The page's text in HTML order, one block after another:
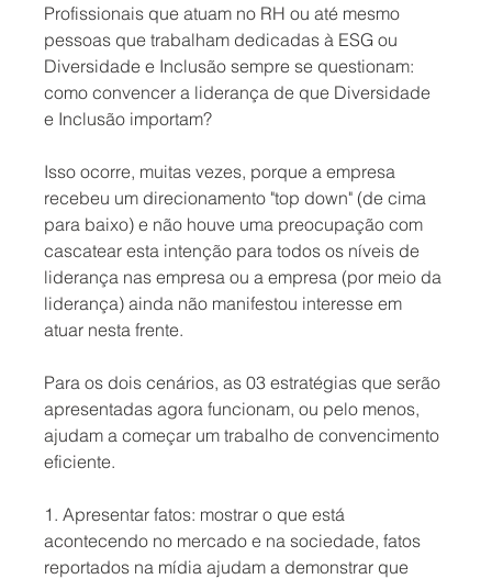
Profissionais que atuam no RH ou até mesmo
pessoas que trabalham dedicadas à ESG ou
Diversidade e Inclusão sempre se questionam:
como convencer a liderança de que Diversidade
e Inclusão importam?
Isso ocorre, muitas vezes, porque a empresa
recebeu um direcionamento "top down" (de cima
para baixo) e não houve uma preocupação com
cascatear esta intenção para todos os níveis de
liderança nas empresa ou a empresa (por meio da
liderança) ainda não manifestou interesse em
atuar nesta frente.
Para os dois cenários, as 03 estratégias que serão
apresentadas agora funcionam, ou pelo menos,
ajudam a começar um trabalho de convencimento
eficiente.
1. Apresentar fatos: mostrar o que está
acontecendo no mercado e na sociedade, fatos
reportados na mídia ajudam a demonstrar que